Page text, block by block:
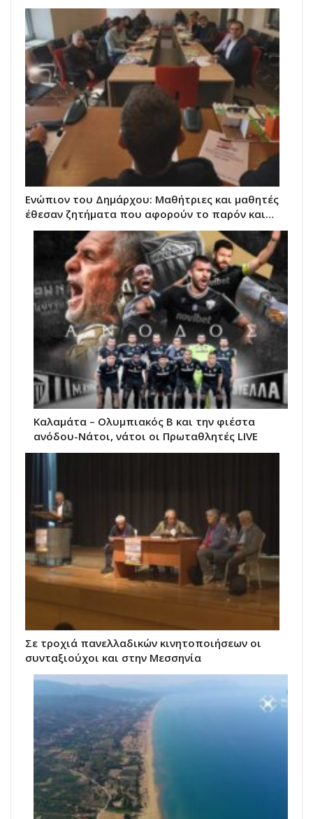
Ενώπιον του Δημάρχου: Μαθήτριες και μαθητές
έθεσαν ζητήματα που αφορούν το παρόν και…
Καλαμάτα – Ολυμπιακός Β και την φιέστα
ανόδου-Νάτοι, νάτοι οι Πρωταθλητές LIVE
Σε τροχιά πανελλαδικών κινητοποιήσεων οι
συνταξιούχοι και στην Μεσσηνία